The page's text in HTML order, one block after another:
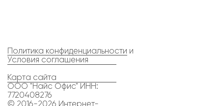
Политика конфиденциальности и
Условия соглашения
Карта сайта
ООО "Найс Офис" ИНН:
7720408276
© 2016-2026 Интернет-